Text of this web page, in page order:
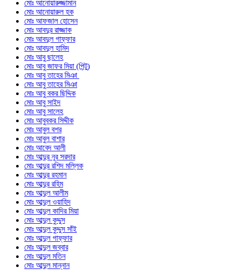
মোঃ আনোয়ারুজ্জামান
মোঃ আনোয়ারুল হক
মোঃ আফজাল হোসেন
মোঃ আবদুর রাজ্জাক
মোঃ আবদুল গাফ্‌ফার
মোঃ আবদুল হামিদ
মোঃ আবু ছালেহ
মোঃ আবু জাফর মিয়া (পিন্টু)
মোঃ আবু তাহের মিঞা
মোঃ আবু তাহের মিঞা
মোঃ আবু বকর ছিদ্দিক
মোঃ আবু সাইদ
মোঃ আবু সালেহ
মোঃ আবুবকর সিদ্দীক
মোঃ আবুল বশর
মোঃ আবুল বাশার
মোঃ আবেদ আলী
মোঃ আব্দুর নূর সরদার
মোঃ আব্দুর রশিদ মল্লিক
মোঃ আব্দুর রহমান
মোঃ আব্দুর রহিম
মোঃ আব্দুল আলীম
মোঃ আব্দুল ওয়াহিদ
মোঃ আব্দুল কাদির মিয়া
মোঃ আব্দুল কুদ্দুস
মোঃ আব্দুল কুদ্দুস সাঁই
মোঃ আব্দুল গাফ্ফার
মোঃ আব্দুল জব্বার
মোঃ আব্দুল মতিন
মোঃ আব্দুল মান্নান